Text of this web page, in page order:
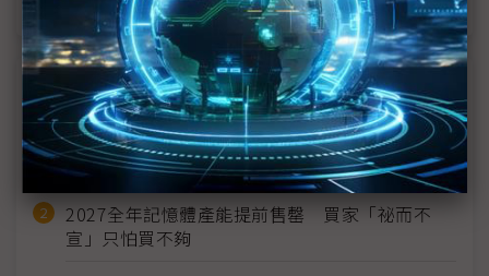
近７天熱門報導
MLCC訂單過熱、出貨比創高 村田示警全球AI基
建熱潮將趨緩
2027全年記憶體產能提前售罄 買家「祕而不
宣」只怕買不夠